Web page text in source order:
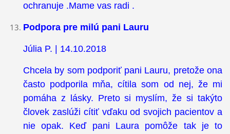
ochranuje .Mame vas radi .
Podpora pre milú pani Lauru
Júlia P. | 14.10.2018
Chcela by som podporiť pani Lauru, pretože ona
často podporila mňa, cítila som od nej, že mi
pomáha z lásky. Preto si myslím, že si takýto
človek zaslúži cítiť vďaku od svojich pacientov a
nie opak. Keď pani Laura pomôže tak je to